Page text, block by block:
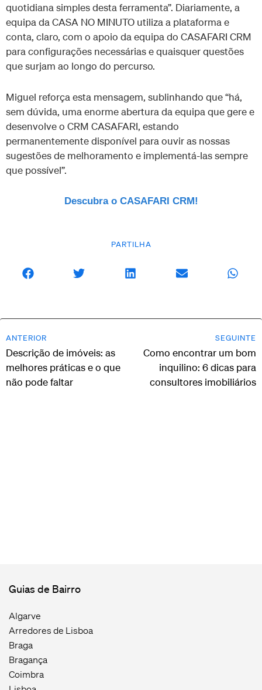
PARTILHA
quotidiana simples desta ferramenta”. Diariamente, a
equipa da CASA NO MINUTO utiliza a plataforma e
conta, claro, com o apoio da equipa do CASAFARI CRM
para configurações necessárias e quaisquer questões
que surjam ao longo do percurso.
Miguel reforça esta mensagem, sublinhando que “há,
sem dúvida, uma enorme abertura da equipa que gere e
desenvolve o CRM CASAFARI, estando
permanentemente disponível para ouvir as nossas
sugestões de melhoramento e implementá-las sempre
que possível”.
Descubra o CASAFARI CRM!
ANTERIOR
Descrição de imóveis: as
melhores práticas e o que
não pode faltar
SEGUINTE
Como encontrar um bom
inquilino: 6 dicas para
consultores imobiliários
Guias de Bairro
Algarve
Arredores de Lisboa
Braga
Bragança
Coimbra